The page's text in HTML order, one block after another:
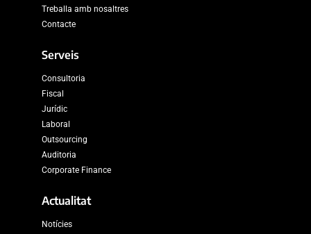
Treballa amb nosaltres
Contacte
Serveis
Consultoria
Fiscal
Jurídic
Laboral
Outsourcing
Auditoria
Corporate Finance
Actualitat
Notícies